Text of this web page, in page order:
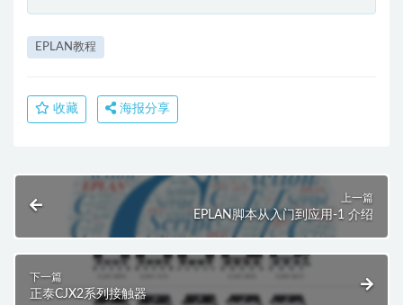
EPLAN教程
收藏 海报分享
上一篇
EPLAN脚本从入门到应用-1 介绍
下一篇
正泰CJX2系列接触器